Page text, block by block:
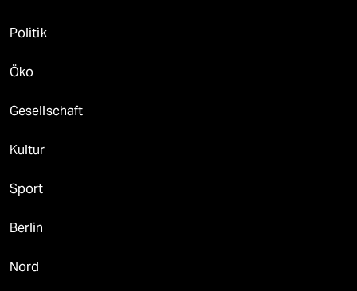
Politik
Öko
Gesellschaft
Kultur
Sport
Berlin
Nord